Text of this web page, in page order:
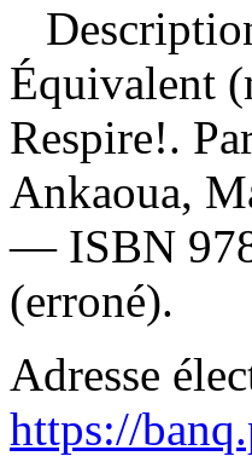
Équivalent
Respire!.
Ankaoua,
— ISBN
(erroné).
Adresse
https://